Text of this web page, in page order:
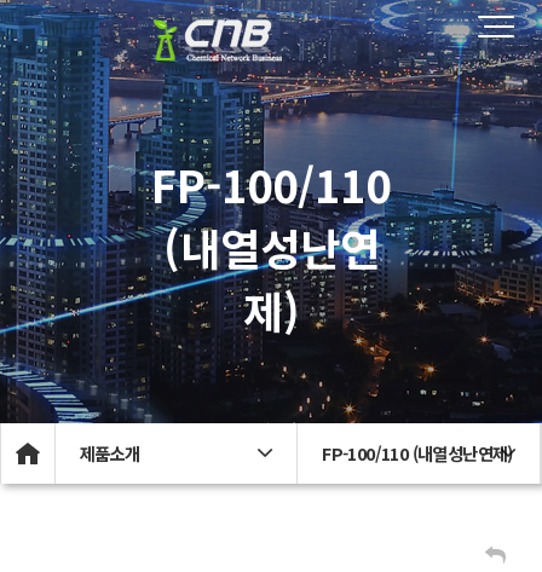
FP-100/110
(내열성난연
제)
제품소개 FP-100/110 (내열성난연제)